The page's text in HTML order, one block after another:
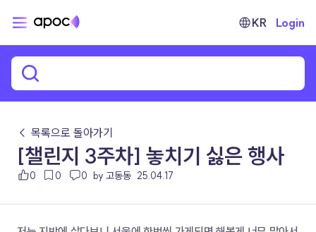
KR Login
← 목록으로 돌아가기
[챌린지 3주차] 놓치기 싫은 행사
0 0 0 by 고동동 25.04.17